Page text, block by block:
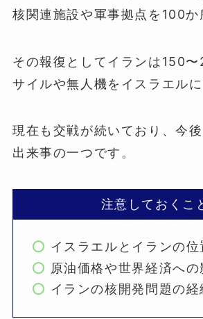
核関連施設や軍事拠点を100か
その報復としてイランは150〜
サイルや無人機をイスラエルに
現在も交戦が続いており、今
出来事の一つです。
注意しておくこ
イスラエルとイランの位
原油価格や世界経済への
イランの核開発問題の経